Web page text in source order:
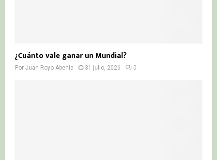
¿Cuánto vale ganar un Mundial?
Por Juan Royo Abenia 31 julio, 2026 0